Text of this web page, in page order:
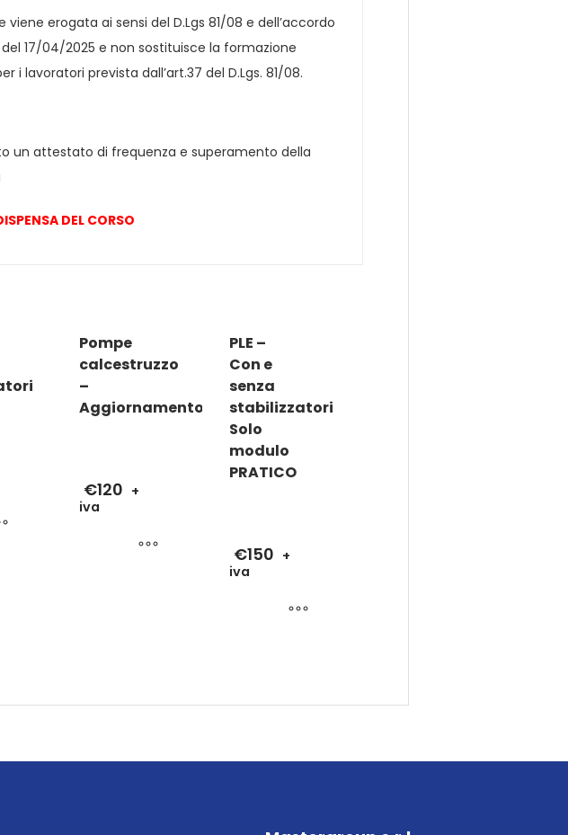
viene erogata ai sensi del D.Lgs 81/08 e dell’accordo
17/04/2025 e non sostituisce la formazione
i lavoratori prevista dall’art.37 del D.Lgs. 81/08.
un attestato di frequenza e superamento della
DEL CORSO
Pompe
calcestruzzo
–
Aggiornamento
€120 +
iva
PLE –
Con e
senza
stabilizzatori
Solo
modulo
PRATICO
€150 +
iva